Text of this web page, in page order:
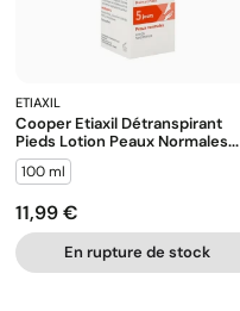
ETIAXIL
Cooper Etiaxil Détranspirant
Pieds Lotion Peaux Normales...
100 ml
Prix
11,99 €
En rupture de stock